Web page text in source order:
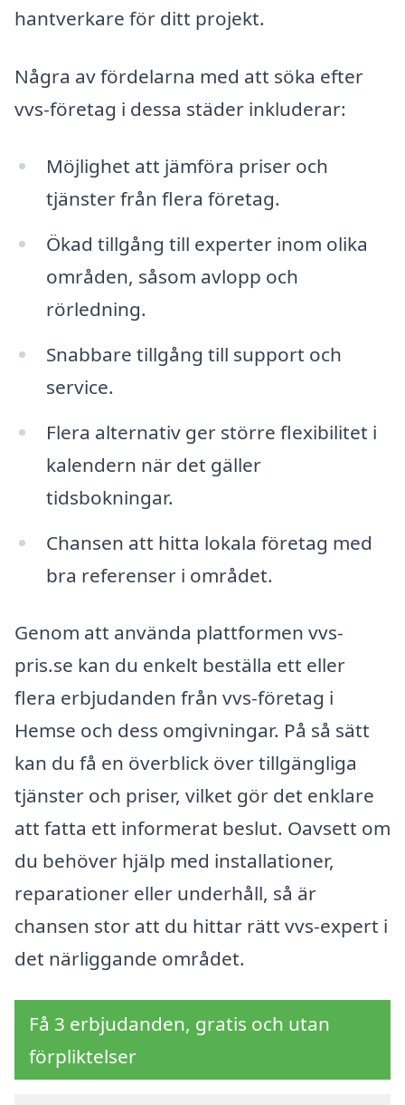
hantverkare för ditt projekt.
Några av fördelarna med att söka efter
vvs-företag i dessa städer inkluderar:
Möjlighet att jämföra priser och
tjänster från flera företag.
Ökad tillgång till experter inom olika
områden, såsom avlopp och
rörledning.
Snabbare tillgång till support och
service.
Flera alternativ ger större flexibilitet i
kalendern när det gäller
tidsbokningar.
Chansen att hitta lokala företag med
bra referenser i området.
Genom att använda plattformen vvs-
pris.se kan du enkelt beställa ett eller
flera erbjudanden från vvs-företag i
Hemse och dess omgivningar. På så sätt
kan du få en överblick över tillgängliga
tjänster och priser, vilket gör det enklare
att fatta ett informerat beslut. Oavsett om
du behöver hjälp med installationer,
reparationer eller underhåll, så är
chansen stor att du hittar rätt vvs-expert i
det närliggande området.
Få 3 erbjudanden, gratis och utan
förpliktelser